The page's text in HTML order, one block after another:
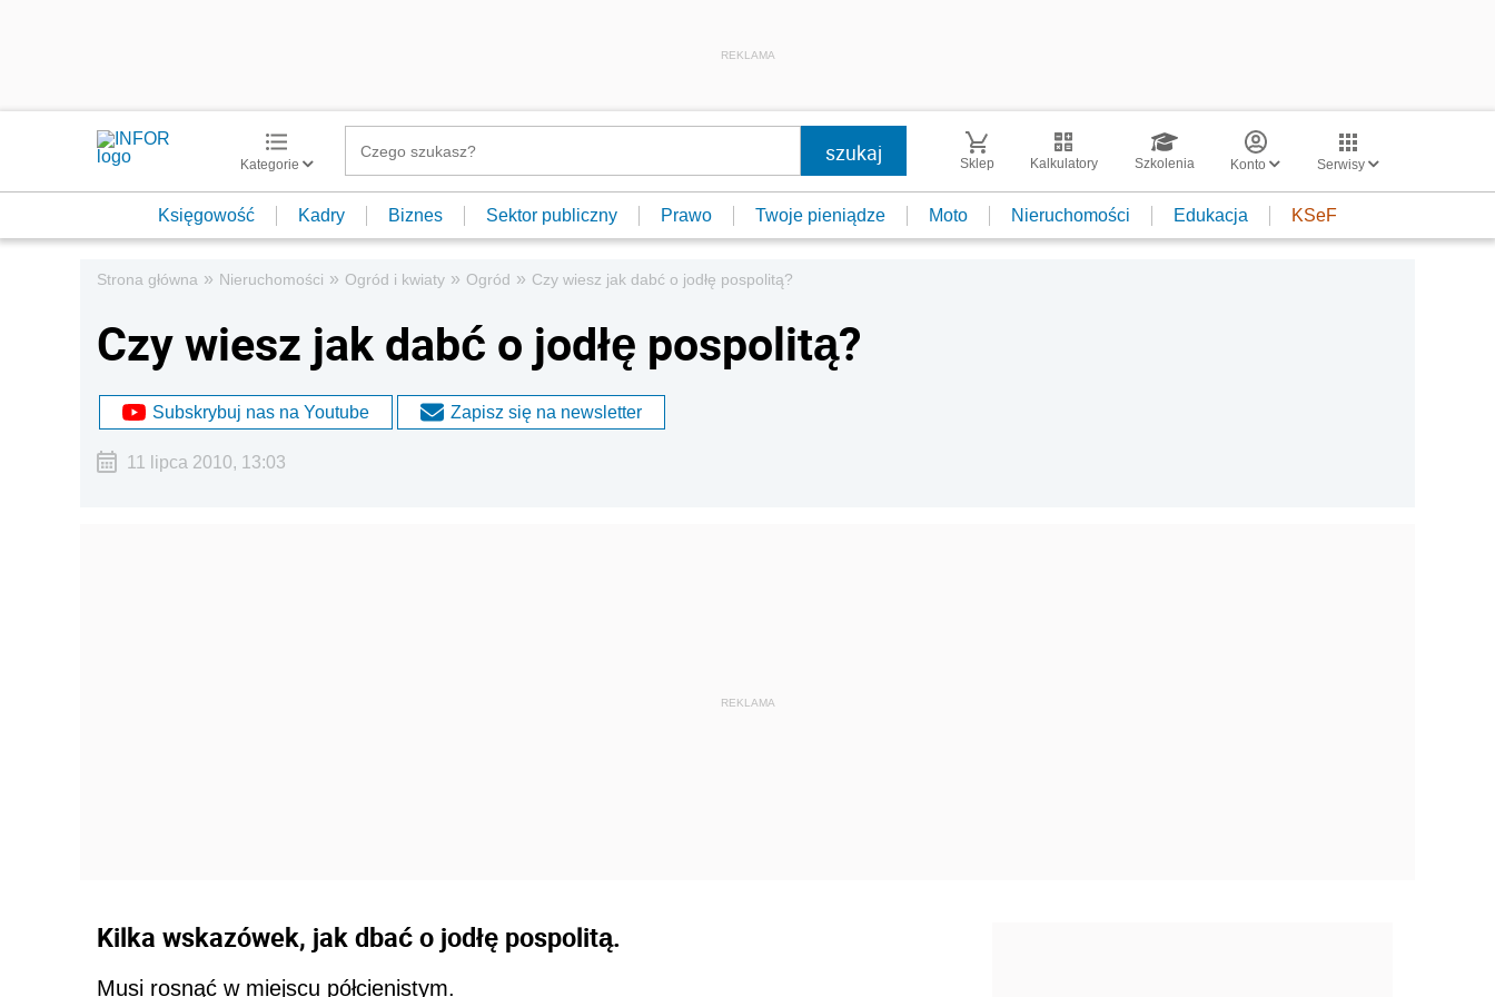
REKLAMA
Kategorie Sklep Kalkulatory Szkolenia Konto Serwisy
Księgowość Kadry Biznes Sektor publiczny Prawo Twoje pieniądze Moto Nieruchomości Edukacja KSeF
Strona główna » Nieruchomości » Ogród i kwiaty » Ogród » Czy wiesz jak dabć o jodłę pospolitą?
Czy wiesz jak dabć o jodłę pospolitą?
Subskrybuj nas na Youtube Zapisz się na newsletter
11 lipca 2010, 13:03
Kilka wskazówek, jak dbać o jodłę pospolitą.
Musi rosnąć w miejscu półcienistym.